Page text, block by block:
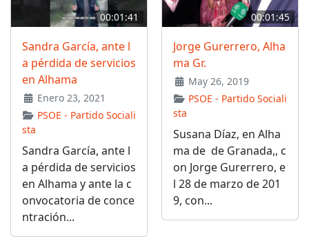
00:01:41
Sandra García, ante l
a pérdida de servicios
en Alhama
Enero 23, 2021
PSOE - Partido Sociali
sta
Sandra García, ante l
a pérdida de servicios
en Alhama y ante la c
onvocatoria de conce
ntración...
00:01:45
Jorge Gurerrero, Alha
ma Gr.
May 26, 2019
PSOE - Partido Sociali
sta
Susana Díaz, en Alha
ma de de Granada,, c
on Jorge Gurerrero, e
l 28 de marzo de 201
9, con...